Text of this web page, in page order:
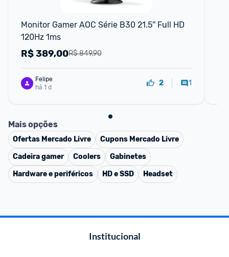
Monitor Gamer AOC Série B30 21.5'' Full HD
120Hz 1ms
R$ 849,90
R$389,00
Felipe
há 1 d
2 1
Mais opções
Ofertas Mercado Livre Cupons Mercado Livre
Cadeira gamer
Coolers
Gabinetes
Hardware e periféricos
HD e SSD Headset
Institucional